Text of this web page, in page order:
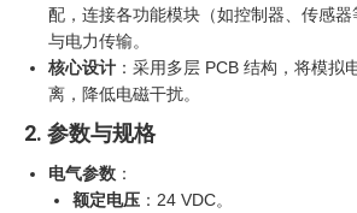
配，连接各功能模块（如控制器、传感
与电力传输。
核心设计 ：采用多层 PCB 结构，将模拟
离，降低电磁干扰。
2. 参数与规格
电气参数 ：
额定电压 ：24 VDC。